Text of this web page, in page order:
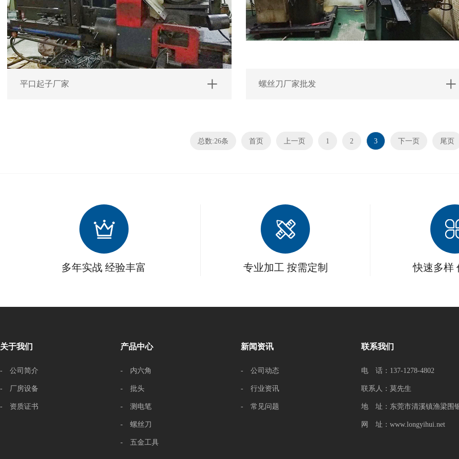
平口起子厂家 螺丝刀厂家批发
总数:26条 首页 上一页 1 2 3 下一页 尾页
多年实战 经验丰富 专业加工 按需定制 快速多样
关于我们
- 公司简介
- 厂房设备
- 资质证书
产品中心
- 内六角
- 批头
- 测电笔
- 螺丝刀
- 五金工具
新闻资讯
- 公司动态
- 行业资讯
- 常见问题
联系我们
电 话：137-1278-4802
联系人：莫先生
地 址：东莞市清溪镇渔梁围
网 址：www.longyihui.net